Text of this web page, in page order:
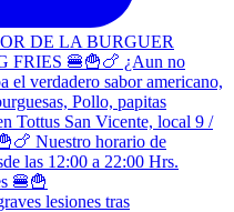
lesiones tras